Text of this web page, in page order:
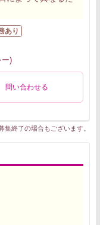
あり
ー)
問い合わせる
終了の場合もございます。